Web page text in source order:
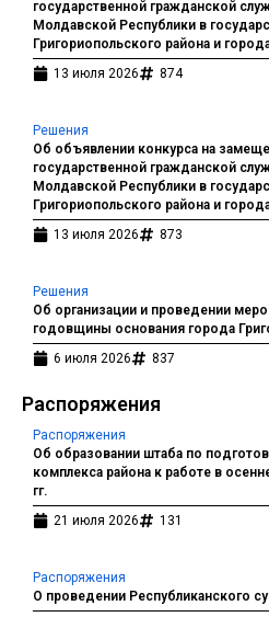
государственной гражданской
Молдавской Республики в
Григориопольского района и
13 июля 2026
874
Решения
Об объявлении конкурса на
государственной гражданской
Молдавской Республики в
Григориопольского района и
13 июля 2026
873
Решения
Об организации и проведении
годовщины основания города
6 июля 2026
837
Распоряжения
Распоряжения
Об образовании штаба по
комплекса района к работе в
гг.
21 июля 2026
131
Распоряжения
О проведении Республиканского